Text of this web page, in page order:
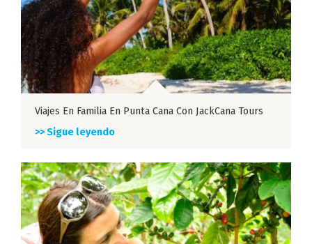
Viajes En Familia En Punta Cana Con JackCana Tours
>> Sigue leyendo